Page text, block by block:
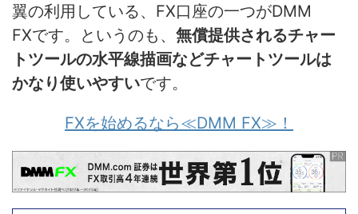
翼の利用している、FX口座の一つがDMM
FXです。というのも、 無償提供されるチャー
トツールの水平線描画などチャートツールは
かなり使いやすいです。
FXを始めるなら≪DMM FX≫！